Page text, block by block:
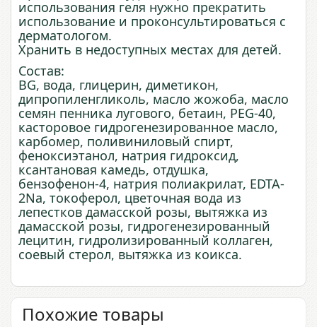
использования геля нужно прекратить
использование и проконсультироваться с
дерматологом.
Хранить в недоступных местах для детей.
Состав:
BG, вода, глицерин, диметикон,
дипропиленгликоль, масло жожоба, масло
семян пенника лугового, бетаин, PEG-40,
касторовое гидрогенезированное масло,
карбомер, поливиниловый спирт,
феноксиэтанол, натрия гидроксид,
ксантановая камедь, отдушка,
бензофенон-4, натрия полиакрилат, EDTA-
2Na, токоферол, цветочная вода из
лепестков дамасской розы, вытяжка из
дамасской розы, гидрогенезированный
лецитин, гидролизированный коллаген,
соевый стерол, вытяжка из коикса.
Похожие товары